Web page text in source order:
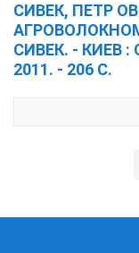
СИВЕК, ПЕТР
СИВЕК. - КИЕВ
2011. - 206 С.